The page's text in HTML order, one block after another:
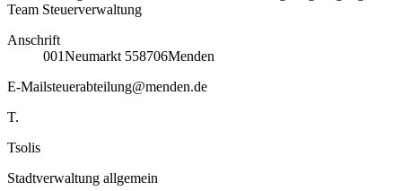
Team Steuerverwaltung
Anschrift
001Neumarkt 558706Menden
E-Mailsteuerabteilung@menden.de
T.
Tsolis
Stadtverwaltung allgemein